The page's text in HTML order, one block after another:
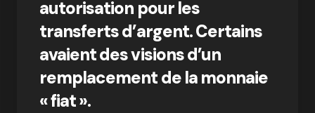
autorisation pour les
transferts d’argent. Certains
avaient des visions d’un
remplacement de la monnaie
« fiat ».